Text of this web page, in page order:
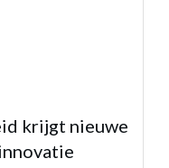
krijgt nieuwe